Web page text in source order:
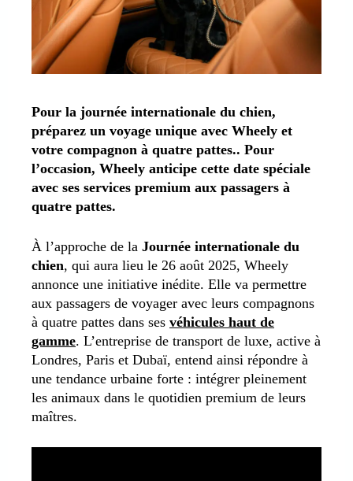
Pour la journée internationale du chien,
préparez un voyage unique avec Wheely et
votre compagnon à quatre pattes.. Pour
l’occasion, Wheely anticipe cette date spéciale
avec ses services premium aux passagers à
quatre pattes.
À l’approche de la Journée internationale du
chien, qui aura lieu le 26 août 2025, Wheely
annonce une initiative inédite. Elle va permettre
aux passagers de voyager avec leurs compagnons
à quatre pattes dans ses véhicules haut de
gamme. L’entreprise de transport de luxe, active à
Londres, Paris et Dubaï, entend ainsi répondre à
une tendance urbaine forte : intégrer pleinement
les animaux dans le quotidien premium de leurs
maîtres.